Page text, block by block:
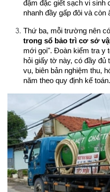
đậm đặc giết sạch vi sinh
nhanh đầy gấp đôi và
Thứ ba, mỗi trường nên có
trong sổ bảo trì cơ sở
mới gọi". Đoàn kiểm tra y
hỏi giấy tờ này, có đầy đủ
vụ, biên bản nghiệm thu,
năm theo quy định kế toán.